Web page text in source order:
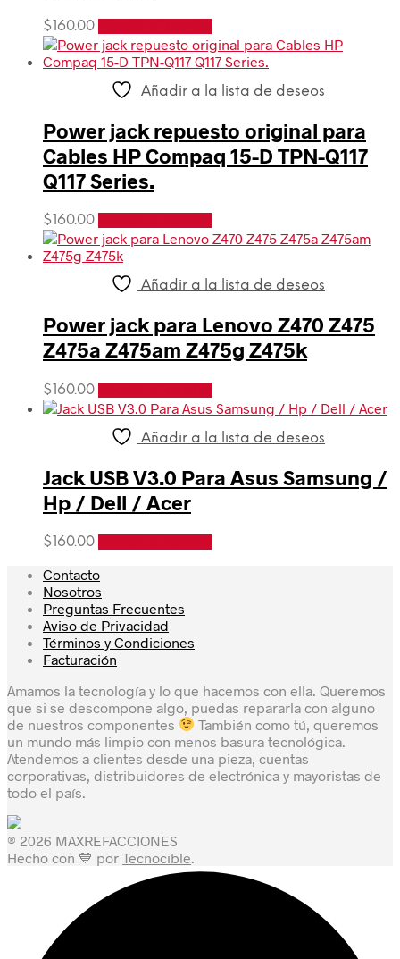
$160.00
Añadir a la lista de deseos
Power jack repuesto original para
Cables HP Compaq 15-D TPN-Q117
Q117 Series.
$160.00
Añadir a la lista de deseos
Power jack para Lenovo Z470 Z475
Z475a Z475am Z475g Z475k
$160.00
Añadir a la lista de deseos
Jack USB V3.0 Para Asus Samsung /
Hp / Dell / Acer
$160.00
Contacto
Nosotros
Preguntas Frecuentes
Aviso de Privacidad
Términos y Condiciones
Facturación
Amamos la tecnología y lo que hacemos con ella. Queremos
que si se descompone algo, puedas repararla con alguno
de nuestros componentes
También como tú, queremos
un mundo más limpio con menos basura tecnológica.
Atendemos a clientes desde una pieza, cuentas
corporativas, distribuidores de electrónica y mayoristas de
todo el país.
® 2026 MAXREFACCIONES
Hecho con 💙 por Tecnocible.